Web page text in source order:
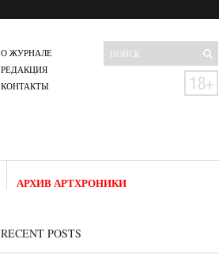
О ЖУРНАЛЕ
РЕДАКЦИЯ
КОНТАКТЫ
АРХИВ АРТХРОНИКИ
RECENT POSTS